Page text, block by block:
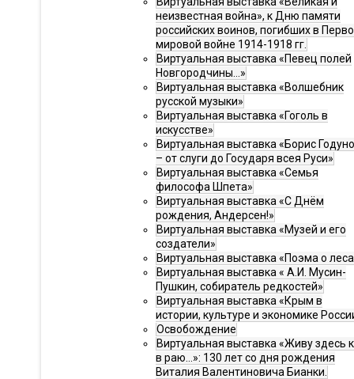
неизвестная война», к Дню памяти
российских воинов, погибших в
мировой войне 1914-1918 гг.
Виртуальная выставка «Певец полей
Новгородчины…»
Виртуальная выставка «Волшебник
русской музыки»
Виртуальная выставка «Гоголь в
искусстве»
Виртуальная выставка «Борис
– от слуги до Государя всея Руси»
Виртуальная выставка «Семья
философа Шпета»
Виртуальная выставка «С Днём
рождения, Андерсен!»
Виртуальная выставка «Музей и его
создатели»
Виртуальная выставка «Поэма о
Виртуальная выставка « А.И. Мусин-
Пушкин, собиратель редкостей»
Виртуальная выставка «Крым в
истории, культуре и экономике
Освобождение
Виртуальная выставка «Живу здесь
в раю…»: 130 лет со дня рождения
Виталия Валентиновича Бианки.